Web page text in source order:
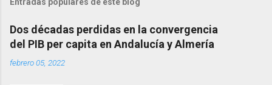
Dos décadas perdidas en la convergencia
del PIB per capita en Andalucía y Almería
febrero 05, 2022